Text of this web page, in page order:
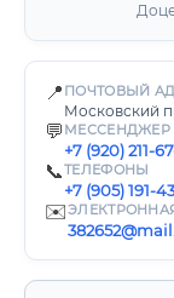
📍 ПОЧТОВЫЙ
Московский
💬 МЕССЕНДЖЕР
+7 (920) 211-
📞ТЕЛЕФОНЫ
+7 (905) 191-
✉️